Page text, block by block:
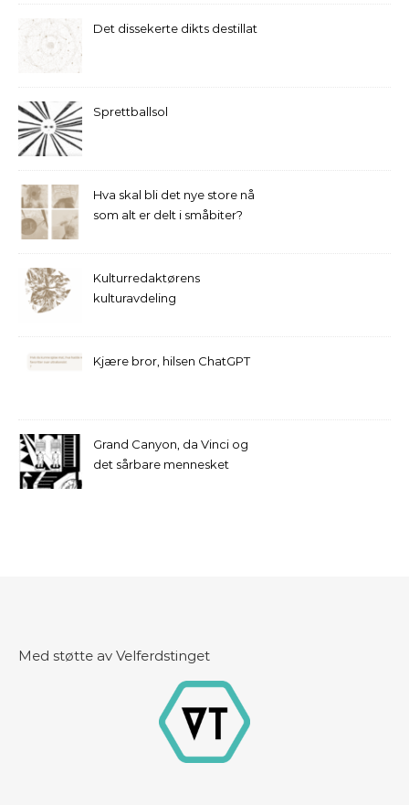
Det dissekerte dikts destillat
Sprettballsol
Hva skal bli det nye store nå
som alt er delt i småbiter?
Kulturredaktørens
kulturavdeling
Kjære bror, hilsen ChatGPT
Grand Canyon, da Vinci og
det sårbare mennesket
Med støtte av Velferdstinget